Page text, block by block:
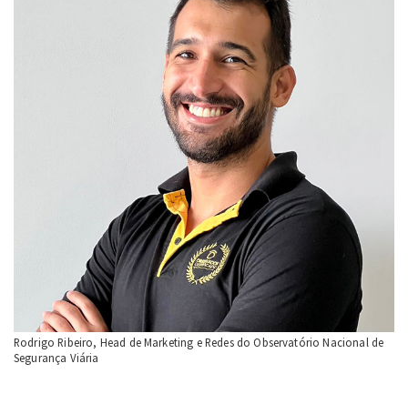
Rodrigo Ribeiro, Head de Marketing e Redes do Observatório Nacional de
Segurança Viária